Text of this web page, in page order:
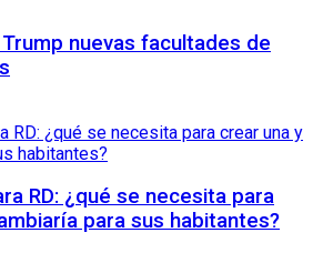
nuevas facultades de
RD: ¿qué se necesita para
para sus habitantes?